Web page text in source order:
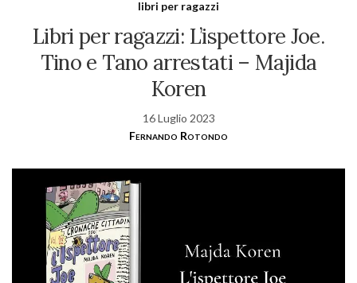
libri per ragazzi
Libri per ragazzi: L’ispettore Joe.
Tino e Tano arrestati – Majida
Koren
16 Luglio 2023
Fernando Rotondo